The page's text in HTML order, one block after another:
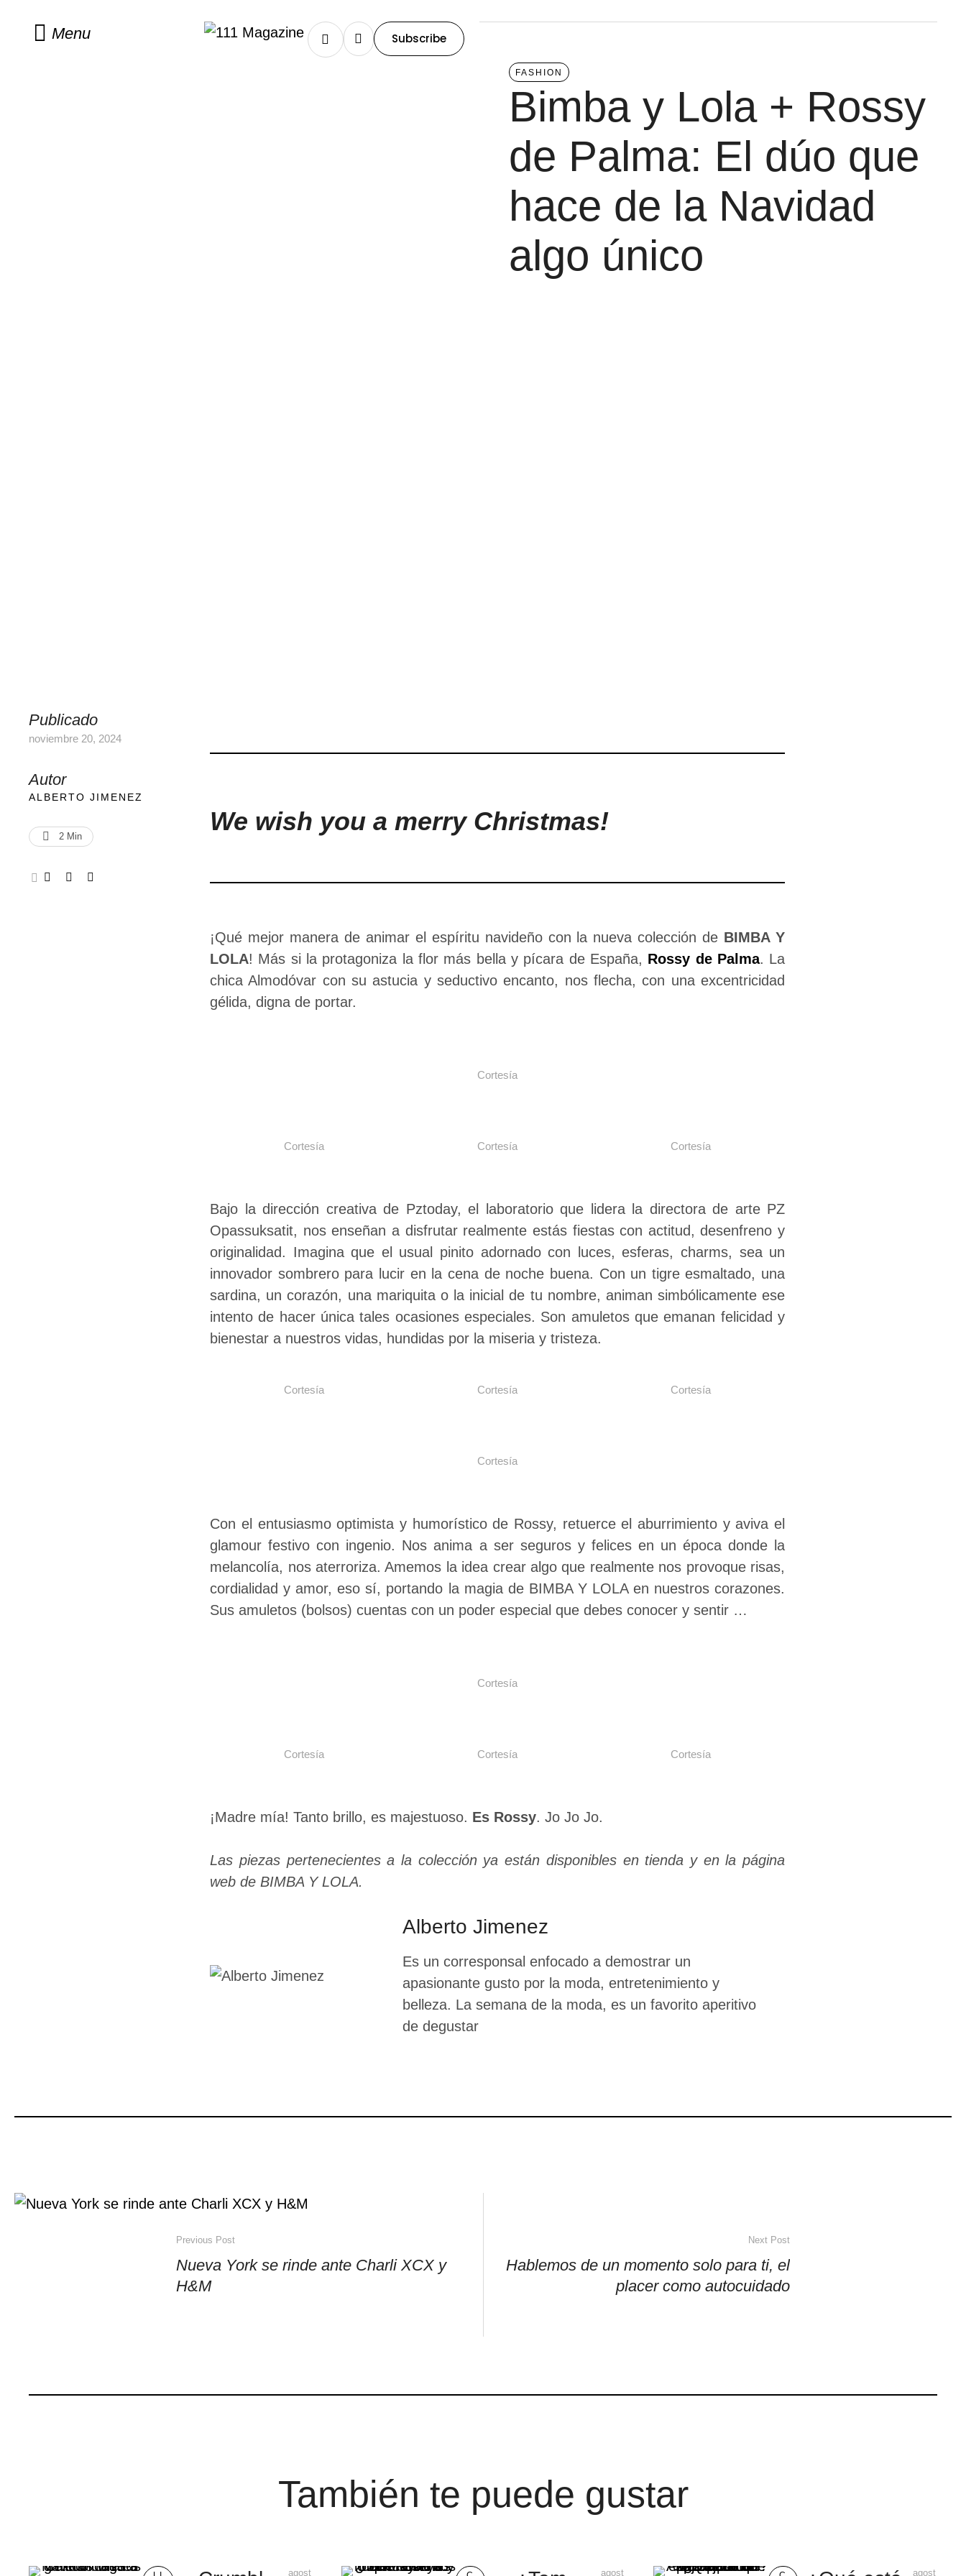
Menu Subscribe
FASHION
Bimba y Lola + Rossy
de Palma: El dúo que
hace de la Navidad
algo único
Publicado
noviembre 20, 2024
Autor
ALBERTO JIMENEZ
2 Min
We wish you a merry Christmas!
¡Qué mejor manera de animar el espíritu navideño con la nueva colección de BIMBA Y
LOLA! Más si la protagoniza la flor más bella y pícara de España, Rossy de Palma. La
chica Almodóvar con su astucia y seductivo encanto, nos flecha, con una excentricidad
gélida, digna de portar.
Cortesía
Cortesía Cortesía Cortesía
Bajo la dirección creativa de Pztoday, el laboratorio que lidera la directora de arte PZ
Opassuksatit, nos enseñan a disfrutar realmente estás fiestas con actitud, desenfreno y
originalidad. Imagina que el usual pinito adornado con luces, esferas, charms, sea un
innovador sombrero para lucir en la cena de noche buena. Con un tigre esmaltado, una
sardina, un corazón, una mariquita o la inicial de tu nombre, animan simbólicamente ese
intento de hacer única tales ocasiones especiales. Son amuletos que emanan felicidad y
bienestar a nuestros vidas, hundidas por la miseria y tristeza.
Cortesía Cortesía Cortesía
Cortesía
Con el entusiasmo optimista y humorístico de Rossy, retuerce el aburrimiento y aviva el
glamour festivo con ingenio. Nos anima a ser seguros y felices en un época donde la
melancolía, nos aterroriza. Amemos la idea crear algo que realmente nos provoque risas,
cordialidad y amor, eso sí, portando la magia de BIMBA Y LOLA en nuestros corazones.
Sus amuletos (bolsos) cuentas con un poder especial que debes conocer y sentir …
Cortesía
Cortesía Cortesía Cortesía
¡Madre mía! Tanto brillo, es majestuoso. Es Rossy. Jo Jo Jo.
Las piezas pertenecientes a la colección ya están disponibles en tienda y en la página
web de BIMBA Y LOLA.
Alberto Jimenez
Es un corresponsal enfocado a demostrar un
apasionante gusto por la moda, entretenimiento y
belleza. La semana de la moda, es un favorito aperitivo
de degustar
Previous Post
Nueva York se rinde ante Charli XCX y
H&M
Next Post
Hablemos de un momento solo para ti, el
placer como autocuidado
También te puede gustar
agost agost agost